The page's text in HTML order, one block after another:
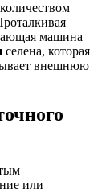
машина
селена, которая
внешнюю
или